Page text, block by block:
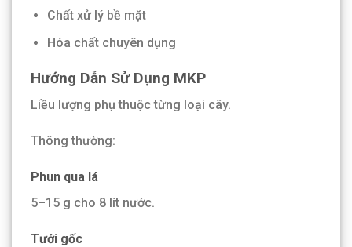
Chất xử lý bề mặt
Hóa chất chuyên dụng
Hướng Dẫn Sử Dụng MKP
Liều lượng phụ thuộc từng loại cây.
Thông thường:
Phun qua lá
5–15 g cho 8 lít nước.
Tưới gốc